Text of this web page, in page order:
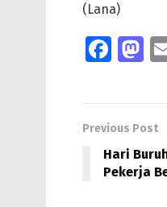
(Lana)
Fa
o
o
k
M
d
o
n
Previous Post
Hari
Pekerja